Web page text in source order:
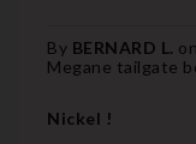
By BERNARD L. on
Megane tailgate
Nickel !